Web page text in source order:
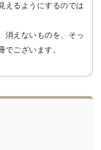
えるようにするのでは
消えないものを、そっ
でございます。